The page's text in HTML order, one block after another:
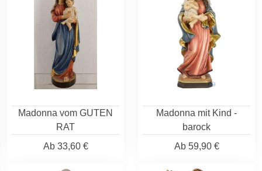
Madonna vom GUTEN
RAT
Ab33,60 €
Madonna mit Kind -
barock
Ab59,90 €